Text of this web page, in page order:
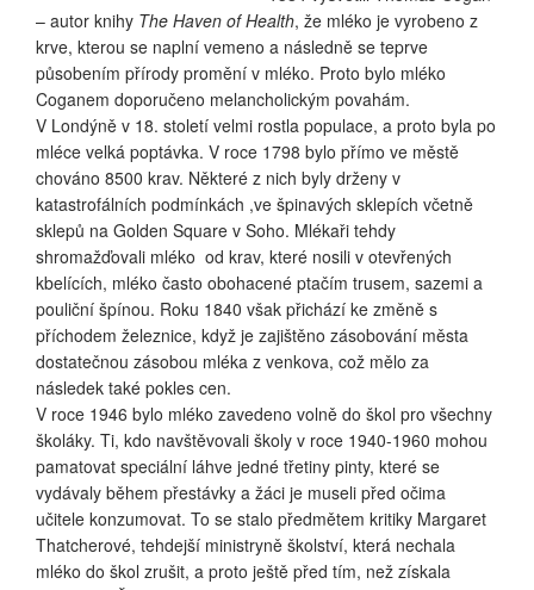
– autor knihy The Haven of Health, že mléko je vyrobeno z
krve, kterou se naplní vemeno a následně se teprve
působením přírody promění v mléko. Proto bylo mléko
Coganem doporučeno melancholickým povahám.
V Londýně v 18. století velmi rostla populace, a proto byla po
mléce velká poptávka. V roce 1798 bylo přímo ve městě
chováno 8500 krav. Některé z nich byly drženy v
katastrofálních podmínkách ,ve špinavých sklepích včetně
sklepů na Golden Square v Soho. Mlékaři tehdy
shromažďovali mléko od krav, které nosili v otevřených
kbelících, mléko často obohacené ptačím trusem, sazemi a
pouliční špínou. Roku 1840 však přichází ke změně s
příchodem železnice, když je zajištěno zásobování města
dostatečnou zásobou mléka z venkova, což mělo za
následek také pokles cen.
V roce 1946 bylo mléko zavedeno volně do škol pro všechny
školáky. Ti, kdo navštěvovali školy v roce 1940-1960 mohou
pamatovat speciální láhve jedné třetiny pinty, které se
vydávaly během přestávky a žáci je museli před očima
učitele konzumovat. To se stalo předmětem kritiky Margaret
Thatcherové, tehdejší ministryně školství, která nechala
mléko do škol zrušit, a proto ještě před tím, než získala